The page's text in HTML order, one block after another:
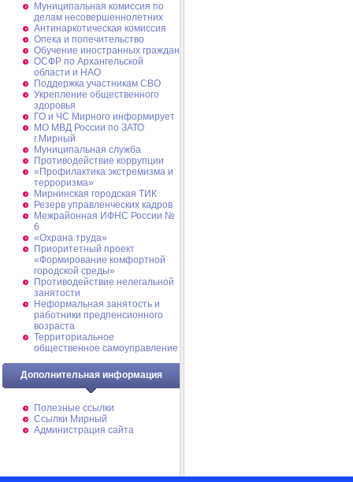
Муниципальная комиссия по
делам несовершеннолетних
Антинаркотическая комиссия
Опека и попечительство
Обучение иностранных граждан
ОСФР по Архангельской
области и НАО
Поддержка участникам СВО
Укрепление общественного
здоровья
ГО и ЧС Мирного информирует
МО МВД России по ЗАТО
г.Мирный
Муниципальная cлужба
Противодействие коррупции
«Профилактика экстремизма и
терроризма»
Мирнинская городская ТИК
Резерв управленческих кадров
Межрайонная ИФНС России №
6
«Охрана труда»
Приоритетный проект
«Формирование комфортной
городской среды»
Противодействие нелегальной
занятости
Неформальная занятость и
работники предпенсионного
возраста
Территориальное
общественное самоуправление
Дополнительная информация
Полезные ссылки
Ссылки Мирный
Администрация сайта